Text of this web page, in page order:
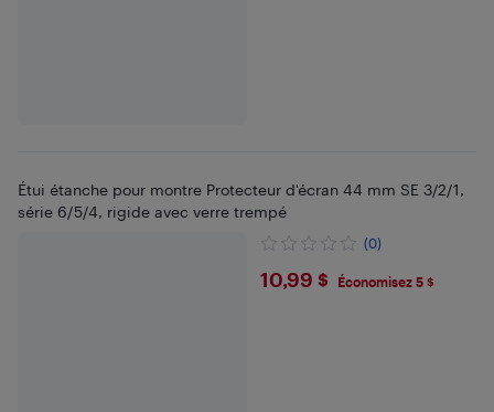
Étui étanche pour montre Protecteur d'écran 44 mm SE 3/2/1,
série 6/5/4, rigide avec verre trempé
(0)
$10.99
10,99 $ Économisez 5 $